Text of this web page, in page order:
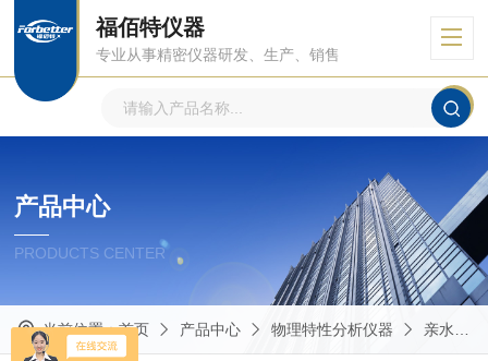
福佰特仪器
专业从事精密仪器研发、生产、销售
产品中心
PRODUCTS CENTER
当前位置：首页 产品中心 物理特性分析仪器 亲水角测试仪